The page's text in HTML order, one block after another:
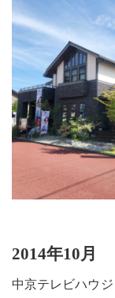
2014年10月
中京テレビハウ